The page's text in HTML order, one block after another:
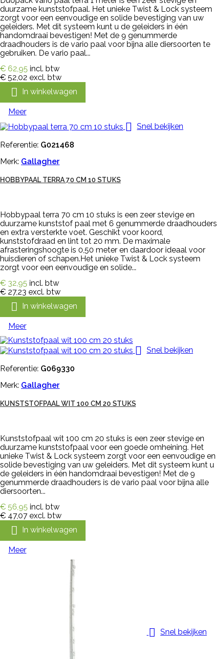
duurzame kunststofpaal. Het unieke Twist & Lock systeem
zorgt voor een eenvoudige en solide bevestiging van uw
geleiders. Met dit systeem kunt u de geleiders in één
handomdraai bevestigen! Met de 9 genummerde
draadhouders is de vario paal voor bijna alle diersoorten te
gebruiken. De vario paal...
€ 62,95 incl. btw
€ 52,02 excl. btw
 In winkelwagen
Meer
 Snel bekijken
Referentie: G021468
Merk: Gallagher
HOBBYPAAL TERRA 70 CM 10 STUKS
Hobbypaal terra 70 cm 10 stuks is een zeer stevige en
duurzame kunststof paal met 6 genummerde draadhouders
en extra versterkte voet. Geschikt voor koord,
kunststofdraad en lint tot 20 mm. De maximale
afrasteringshoogte is 0,50 meter en daardoor ideaal voor
huisdieren of schapen.Het unieke Twist & Lock systeem
zorgt voor een eenvoudige en solide...
€ 32,95 incl. btw
€ 27,23 excl. btw
 In winkelwagen
Meer
 Snel bekijken
Referentie: G069330
Merk: Gallagher
KUNSTSTOFPAAL WIT 100 CM 20 STUKS
Kunststofpaal wit 100 cm 20 stuks is een zeer stevige en
duurzame kunststofpaal voor een goede omheining. Het
unieke Twist & Lock systeem zorgt voor een eenvoudige en
solide bevestiging van uw geleiders. Met dit systeem kunt u
de geleiders in één handomdraai bevestigen! Met de 9
genummerde draadhouders is de vario paal voor bijna alle
diersoorten...
€ 56,95 incl. btw
€ 47,07 excl. btw
 In winkelwagen
Meer
 Snel bekijken